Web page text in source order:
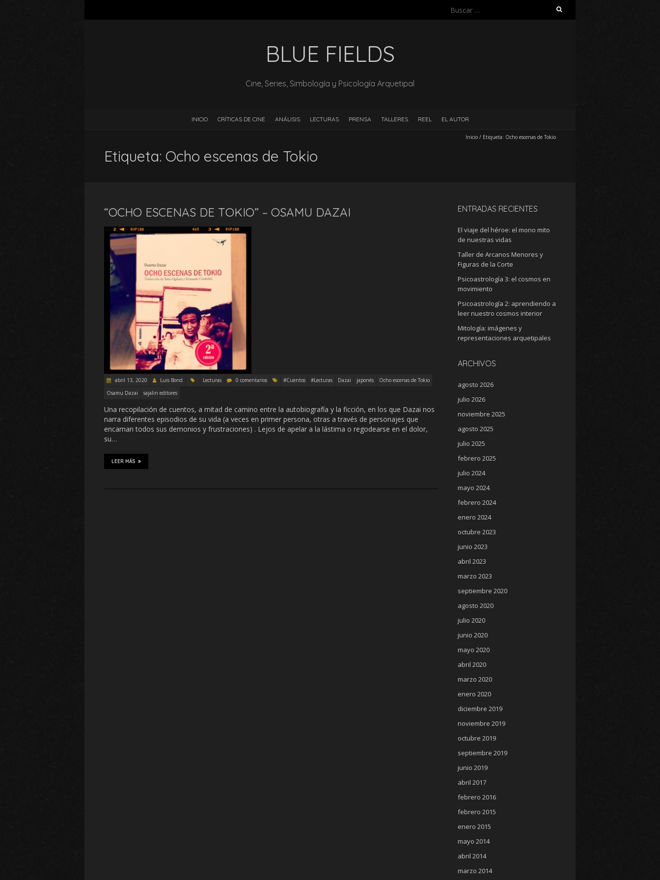
Buscar:
BLUE FIELDS
Cine, Series, Simbología y Psicología Arquetipal
INICIO CRÍTICAS DE CINE ANÁLISIS LECTURAS PRENSA TALLERES REEL EL AUTOR
Inicio / Etiqueta: Ocho escenas de Tokio
Etiqueta: Ocho escenas de Tokio
“OCHO ESCENAS DE TOKIO” – OSAMU DAZAI
abril 13, 2020 Luis Bond Lecturas 0 comentarios #Cuentos #Lecturas Dazai japonés
Ocho escenas de Tokio
Osamu Dazai
sajalin editores
Una recopilación de cuentos, a mitad de camino entre la autobiografía y la ficción, en los que Dazai nos
narra diferentes episodios de su vida (a veces en primer persona, otras a través de personajes que
encarnan todos sus demonios y frustraciones) . Lejos de apelar a la lástima o regodearse en el dolor,
su…
LEER MÁS
ENTRADAS RECIENTES
El viaje del héroe: el mono mito
de nuestras vidas
Taller de Arcanos Menores y
Figuras de la Corte
Psicoastrología 3: el cosmos en
movimiento
Psicoastrología 2: aprendiendo a
leer nuestro cosmos interior
Mitología: imágenes y
representaciones arquetipales
ARCHIVOS
agosto 2026
julio 2026
noviembre 2025
agosto 2025
julio 2025
febrero 2025
julio 2024
mayo 2024
febrero 2024
enero 2024
octubre 2023
junio 2023
abril 2023
marzo 2023
septiembre 2020
agosto 2020
julio 2020
junio 2020
mayo 2020
abril 2020
marzo 2020
enero 2020
diciembre 2019
noviembre 2019
octubre 2019
septiembre 2019
junio 2019
abril 2017
febrero 2016
febrero 2015
enero 2015
mayo 2014
abril 2014
marzo 2014